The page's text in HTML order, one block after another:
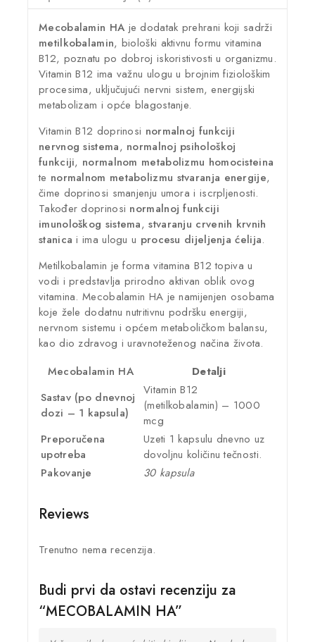
Mecobalamin HA je dodatak prehrani koji sadrži
metilkobalamin, biološki aktivnu formu vitamina
B12, poznatu po dobroj iskoristivosti u organizmu.
Vitamin B12 ima važnu ulogu u brojnim fiziološkim
procesima, uključujući nervni sistem, energijski
metabolizam i opće blagostanje.
Vitamin B12 doprinosi normalnoj funkciji
nervnog sistema, normalnoj psihološkoj
funkciji, normalnom metabolizmu homocisteina
te normalnom metabolizmu stvaranja energije,
čime doprinosi smanjenju umora i iscrpljenosti.
Također doprinosi normalnoj funkciji
imunološkog sistema,stvaranju crvenih krvnih
stanica i ima ulogu u procesu dijeljenja ćelija.
Metilkobalamin je forma vitamina B12 topiva u
vodi i predstavlja prirodno aktivan oblik ovog
vitamina. Mecobalamin HA je namijenjen osobama
koje žele dodatnu nutritivnu podršku energiji,
nervnom sistemu i općem metaboličkom balansu,
kao dio zdravog i uravnoteženog načina života.
Mecobalamin HA
Detalji
Sastav (po dnevnoj
dozi – 1 kapsula)
Vitamin B12
(metilkobalamin) – 1000
mcg
Preporučena
upotreba
Uzeti 1 kapsulu dnevno uz
dovoljnu količinu tečnosti.
Pakovanje
30 kapsula
Reviews
Trenutno nema recenzija.
Budi prvi da ostavi recenziju za
“MECOBALAMIN HA”